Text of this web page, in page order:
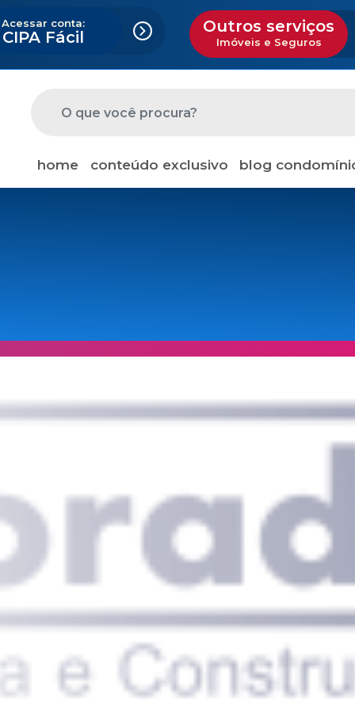
Acessar conta:
CIPA Fácil
Outros serviços
Imóveis e Seguros
home conteúdo exclusivo blog